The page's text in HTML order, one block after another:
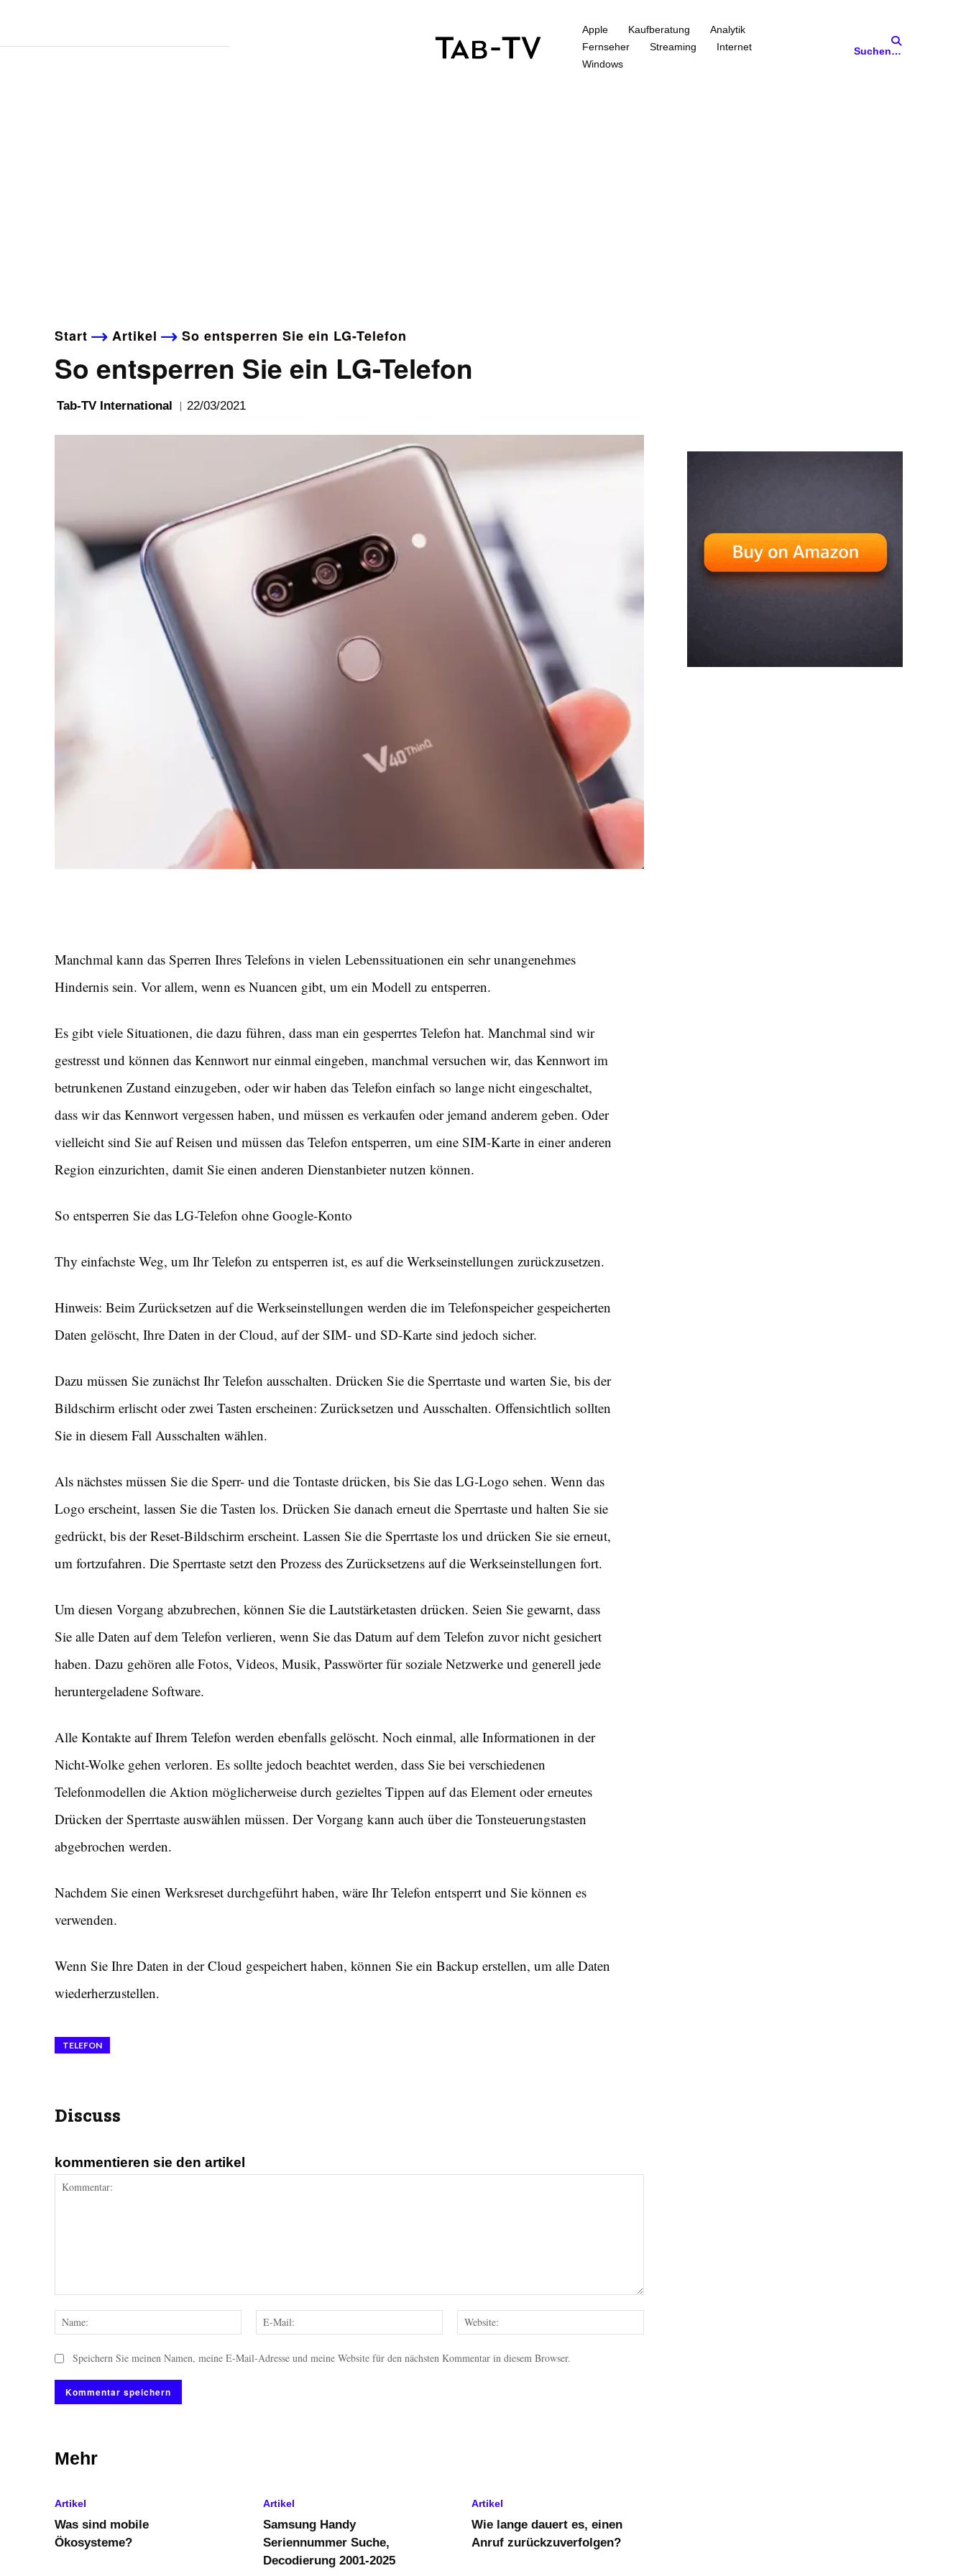
Apple Kaufberatung
Analytik
Fernseher
Streaming
Internet
Windows
Suchen…
Start Artikel So entsperren Sie ein LG-Telefon
So entsperren Sie ein LG-Telefon
Tab-TV International 22/03/2021
Manchmal kann das Sperren Ihres Telefons in vielen Lebenssituationen ein sehr unangenehmes
Hindernis sein. Vor allem, wenn es Nuancen gibt, um ein Modell zu entsperren.
Es gibt viele Situationen, die dazu führen, dass man ein gesperrtes Telefon hat. Manchmal sind wir
gestresst und können das Kennwort nur einmal eingeben, manchmal versuchen wir, das Kennwort im
betrunkenen Zustand einzugeben, oder wir haben das Telefon einfach so lange nicht eingeschaltet,
dass wir das Kennwort vergessen haben, und müssen es verkaufen oder jemand anderem geben. Oder
vielleicht sind Sie auf Reisen und müssen das Telefon entsperren, um eine SIM-Karte in einer anderen
Region einzurichten, damit Sie einen anderen Dienstanbieter nutzen können.
So entsperren Sie das LG-Telefon ohne Google-Konto
Thу einfachste Weg, um Ihr Telefon zu entsperren ist, es auf die Werkseinstellungen zurückzusetzen.
Hinweis: Beim Zurücksetzen auf die Werkseinstellungen werden die im Telefonspeicher gespeicherten
Daten gelöscht, Ihre Daten in der Cloud, auf der SIM- und SD-Karte sind jedoch sicher.
Dazu müssen Sie zunächst Ihr Telefon ausschalten. Drücken Sie die Sperrtaste und warten Sie, bis der
Bildschirm erlischt oder zwei Tasten erscheinen: Zurücksetzen und Ausschalten. Offensichtlich sollten
Sie in diesem Fall Ausschalten wählen.
Als nächstes müssen Sie die Sperr- und die Tontaste drücken, bis Sie das LG-Logo sehen. Wenn das
Logo erscheint, lassen Sie die Tasten los. Drücken Sie danach erneut die Sperrtaste und halten Sie sie
gedrückt, bis der Reset-Bildschirm erscheint. Lassen Sie die Sperrtaste los und drücken Sie sie erneut,
um fortzufahren. Die Sperrtaste setzt den Prozess des Zurücksetzens auf die Werkseinstellungen fort.
Um diesen Vorgang abzubrechen, können Sie die Lautstärketasten drücken. Seien Sie gewarnt, dass
Sie alle Daten auf dem Telefon verlieren, wenn Sie das Datum auf dem Telefon zuvor nicht gesichert
haben. Dazu gehören alle Fotos, Videos, Musik, Passwörter für soziale Netzwerke und generell jede
heruntergeladene Software.
Alle Kontakte auf Ihrem Telefon werden ebenfalls gelöscht. Noch einmal, alle Informationen in der
Nicht-Wolke gehen verloren. Es sollte jedoch beachtet werden, dass Sie bei verschiedenen
Telefonmodellen die Aktion möglicherweise durch gezieltes Tippen auf das Element oder erneutes
Drücken der Sperrtaste auswählen müssen. Der Vorgang kann auch über die Tonsteuerungstasten
abgebrochen werden.
Nachdem Sie einen Werksreset durchgeführt haben, wäre Ihr Telefon entsperrt und Sie können es
verwenden.
Wenn Sie Ihre Daten in der Cloud gespeichert haben, können Sie ein Backup erstellen, um alle Daten
wiederherzustellen.
TELEFON
Discuss
kommentieren sie den artikel
Name:
Mail:
Speichern Sie meinen Namen, meine E-Mail-Adresse und meine Website für den nächsten Kommentar in diesem Browser.
Mehr
Artikel
Was sind mobile
Ökosysteme?
Artikel
Samsung Handy
Seriennummer Suche,
Decodierung 2001-2025
Artikel
Wie lange dauert es, einen
Anruf zurückzuverfolgen?